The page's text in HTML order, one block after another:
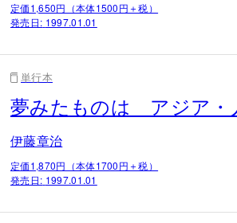
定価1,650円（本体1500円＋税）
発売日: 1997.01.01
単行本
夢みたものは アジア・
伊藤章治
定価1,870円（本体1700円＋税）
発売日: 1997.01.01